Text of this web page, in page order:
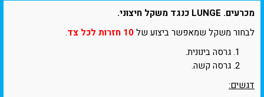
מכרעים. LUNGE כנגד משקל חיצוני.
לבחור משקל שמאפשר ביצוע של10 חזרות לכל צד
.
גרסה בינונית.
גרסה קשה.
דגשים: